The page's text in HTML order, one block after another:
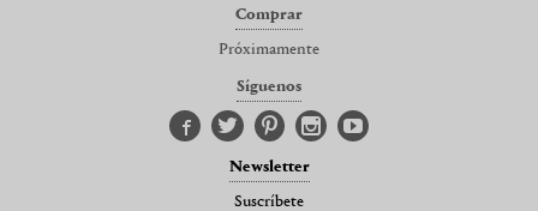
Comprar
Próximamente
Síguenos
Newsletter
Suscríbete